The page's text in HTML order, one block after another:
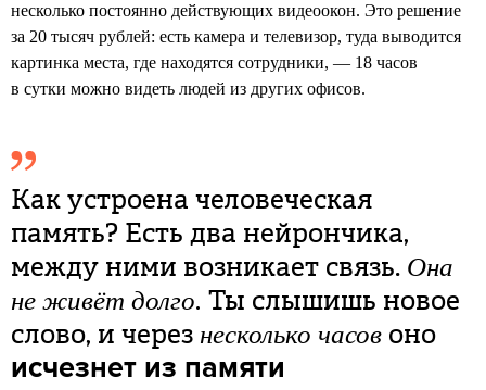
несколько постоянно действующих видеоокон. Это решение
за 20 тысяч рублей: есть камера и телевизор, туда выводится
картинка места, где находятся сотрудники, — 18 часов
в сутки можно видеть людей из других офисов.
Как устроена человеческая
память? Есть два нейрончика,
между ними возникает связь. Она
не живёт долго. Ты слышишь новое
слово, и через несколько часов оно
исчезнет из памяти